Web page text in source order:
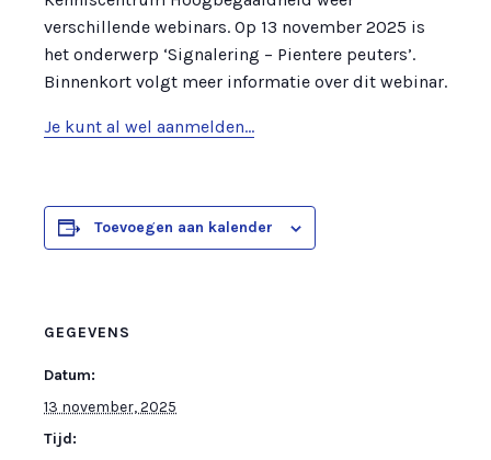
verschillende webinars. Op 13 november 2025 is
het onderwerp ‘Signalering – Pientere peuters’.
Binnenkort volgt meer informatie over dit webinar.
Je kunt al wel aanmelden…
Toevoegen aan kalender
GEGEVENS
Datum:
13 november, 2025
Tijd: